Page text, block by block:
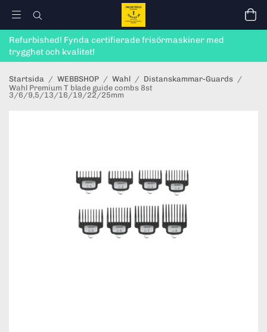
Refurbished! Fynda certifierade frisörmaskiner med
trygghet och kvalitet!
Startsida / WEBBSHOP / Wahl / Distanskammar-Guards /
Wahl Premium T blade guide combs 8st
3/6/9,5/13/16/19/22/25mm